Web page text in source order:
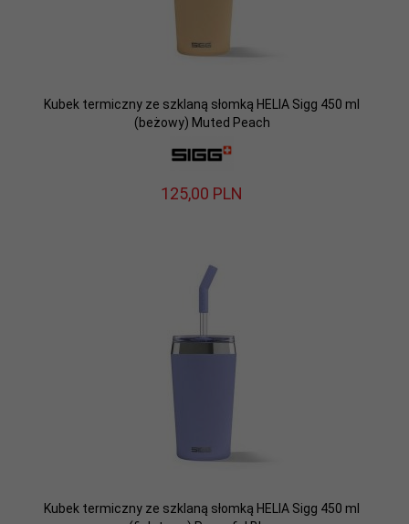
Kubek termiczny ze szklaną słomką HELIA Sigg 450 ml
(beżowy) Muted Peach
125,00 PLN
Kubek termiczny ze szklaną słomką HELIA Sigg 450 ml